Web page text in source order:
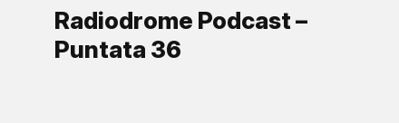
Radiodrome Podcast –
Puntata 36